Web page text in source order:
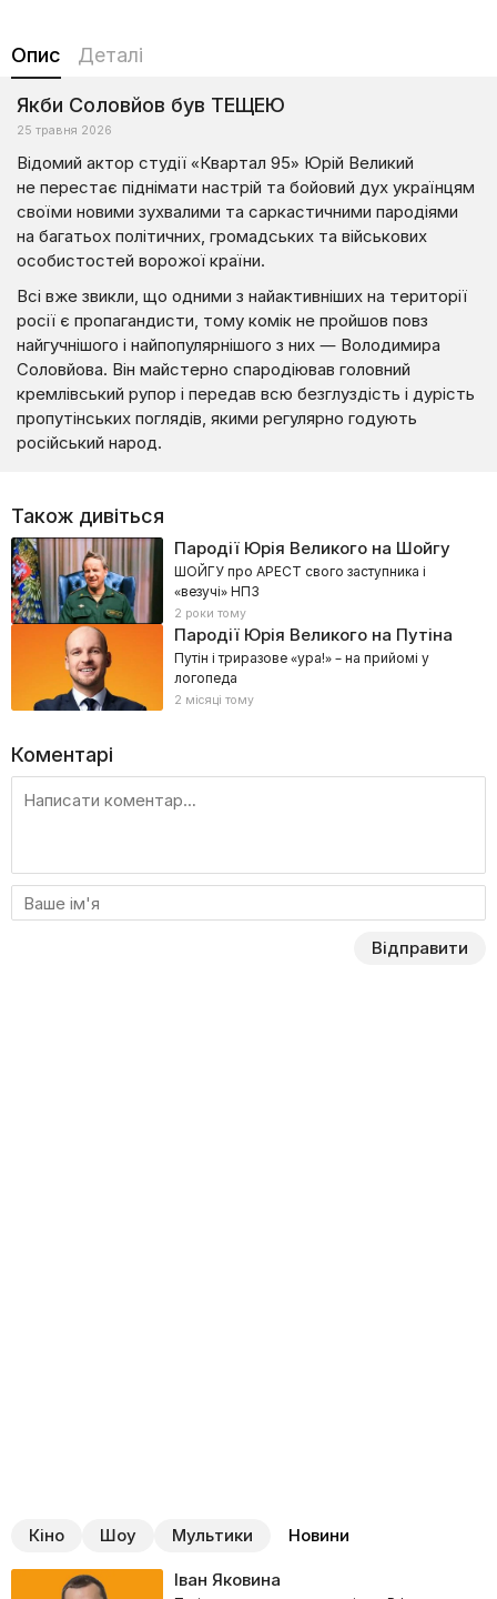
Опис Деталі
Якби Соловйов був ТЕЩЕЮ
25 травня 2026
Відомий актор студії «Квартал 95» Юрій Великий
не перестає піднімати настрій та бойовий дух українцям
своїми новими зухвалими та саркастичними пародіями
на багатьох політичних, громадських та військових
особистостей ворожої країни.
Всі вже звикли, що одними з найактивніших на території
росії є пропагандисти, тому комік не пройшов повз
найгучнішого і найпопулярнішого з них — Володимира
Соловйова. Він майстерно спародіював головний
кремлівський рупор і передав всю безглуздість і дурість
пропутінських поглядів, якими регулярно годують
російський народ.
Також дивіться
Пародії Юрія Великого на Шойгу
ШОЙГУ про АРЕСТ свого заступника і
«везучі» НПЗ
2 роки тому
Пародії Юрія Великого на Путіна
Путін і триразове «ура!» – на прийомі у
логопеда
2 місяці тому
Коментарі
Відправити
Кіно Шоу Мультики Новини
Іван Яковина